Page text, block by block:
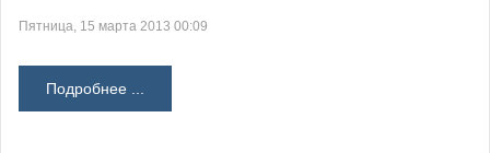
Пятница, 15 марта 2013 00:09
Подробнее ...